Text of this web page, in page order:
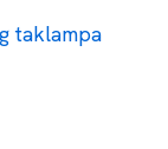
taklampa